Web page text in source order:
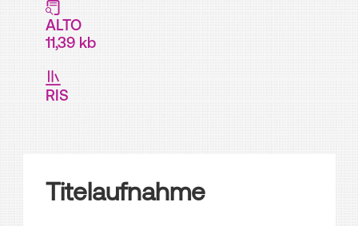
ALTO
11,39 kb
RIS
Titelaufnahme